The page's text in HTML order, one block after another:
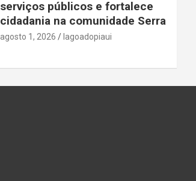
serviços públicos e fortalece
cidadania na comunidade Serra
agosto 1, 2026 lagoadopiaui